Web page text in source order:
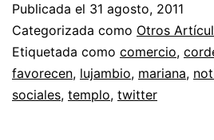
Publicada el 31 agosto, 2011
Categorizada como Otros
Etiquetada como comercio,
favorecen, lujambio, mariana,
sociales, templo, twitter